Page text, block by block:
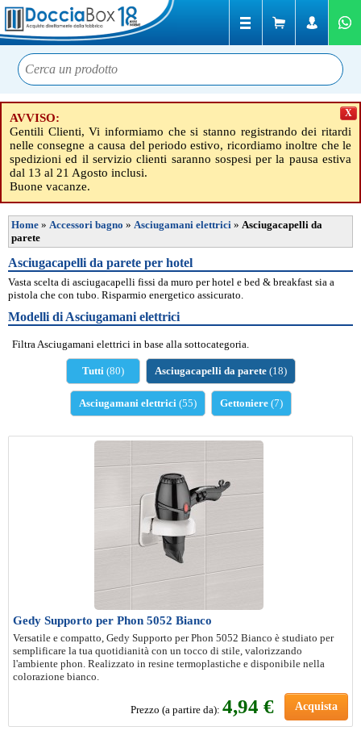
AVVISO:
Gentili Clienti, Vi informiamo che si stanno registrando dei ritardi
nelle consegne a causa del periodo estivo, ricordiamo inoltre che le
spedizioni ed il servizio clienti saranno sospesi per la pausa estiva
dal 13 al 21 Agosto inclusi.
Buone vacanze.
X
Home » Accessori bagno » Asciugamani elettrici » Asciugacapelli da
parete
Asciugacapelli da parete per hotel
Vasta scelta di asciugacapelli fissi da muro per hotel e bed & breakfast sia a
pistola che con tubo. Risparmio energetico assicurato.
Modelli di Asciugamani elettrici
Filtra Asciugamani elettrici in base alla sottocategoria.
Tutti(80) Asciugacapelli da parete(18)
Asciugamani elettrici(55) Gettoniere(7)
Gedy Supporto per Phon 5052 Bianco
Versatile e compatto, Gedy Supporto per Phon 5052 Bianco è studiato per
semplificare la tua quotidianità con un tocco di stile, valorizzando
l'ambiente phon. Realizzato in resine termoplastiche e disponibile nella
colorazione bianco.
Prezzo (a partire da): 4,94 € Acquista